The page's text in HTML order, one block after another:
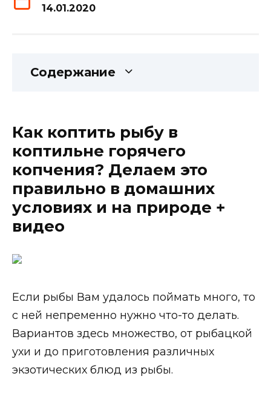
14.01.2020
Содержание
Как коптить рыбу в
коптильне горячего
копчения? Делаем это
правильно в домашних
условиях и на природе +
видео
Если рыбы Вам удалось поймать много, то
с ней непременно нужно что-то делать.
Вариантов здесь множество, от рыбацкой
ухи и до приготовления различных
экзотических блюд из рыбы.